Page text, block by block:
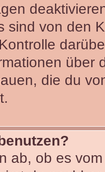
sind von den
über
die du
ab, ob es